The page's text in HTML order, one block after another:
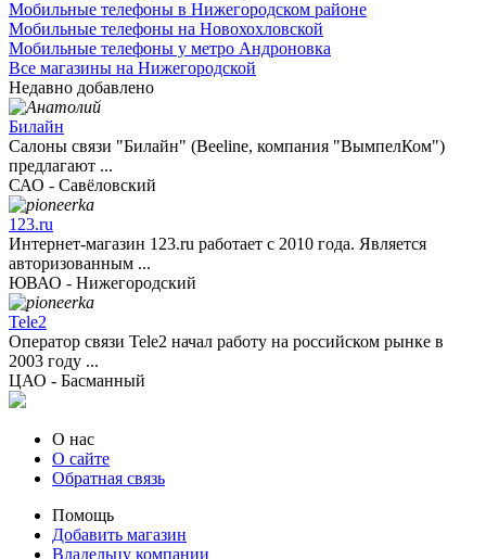
Мобильные телефоны в Нижегородском районе
Мобильные телефоны на Новохохловской
Мобильные телефоны у метро Андроновка
Все магазины на Нижегородской
Недавно добавлено
Билайн
Салоны связи "Билайн" (Beeline, компания "ВымпелКом")
предлагают ...
САО - Савёловский
123.ru
Интернет-магазин 123.ru работает с 2010 года. Является
авторизованным ...
ЮВАО - Нижегородский
Tele2
Оператор связи Tele2 начал работу на российском рынке в
2003 году ...
ЦАО - Басманный
О нас
О сайте
Обратная связь
Помощь
Добавить магазин
Владельцу компании